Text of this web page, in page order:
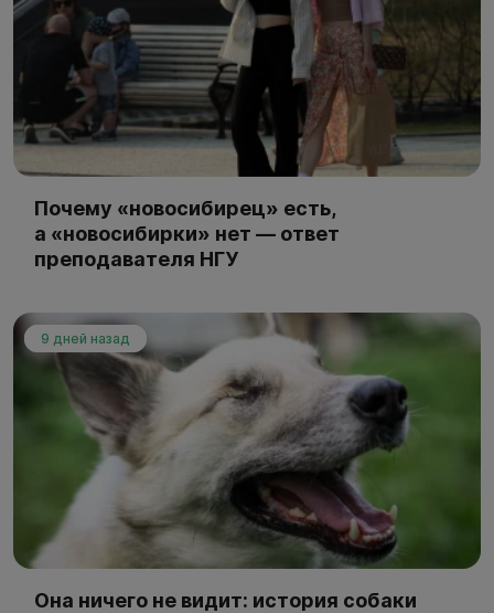
Почему «новосибирец» есть,
а «новосибирки» нет — ответ
преподавателя НГУ
9 дней назад
Она ничего не видит: история собаки